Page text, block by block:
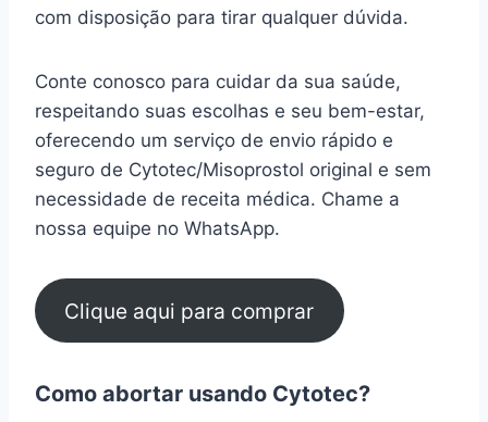
com disposição para tirar qualquer dúvida.
Conte conosco para cuidar da sua saúde,
respeitando suas escolhas e seu bem-estar,
oferecendo um serviço de envio rápido e
seguro de Cytotec/Misoprostol original e sem
necessidade de receita médica. Chame a
nossa equipe no WhatsApp.
Clique aqui para comprar
Como abortar usando Cytotec?